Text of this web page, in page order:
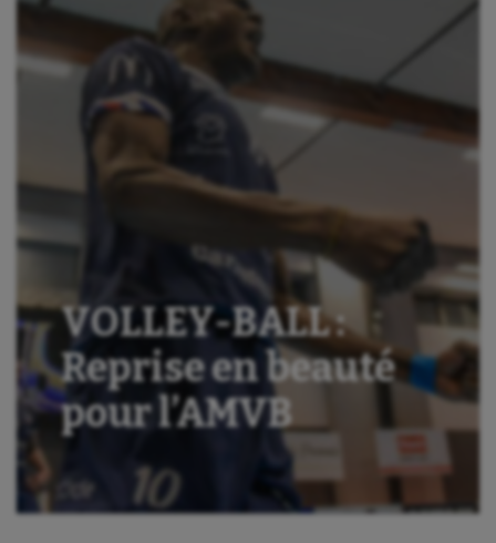
VOLLEY-BALL :
Reprise en beauté
pour l’AMVB